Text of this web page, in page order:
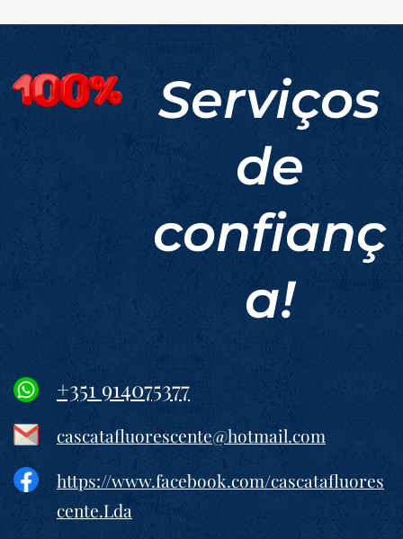
Serviços
de
confianç
a!
+351 914075377
cascatafluorescente@hotmail.com
https://www.facebook.com/cascatafluores
cente.Lda